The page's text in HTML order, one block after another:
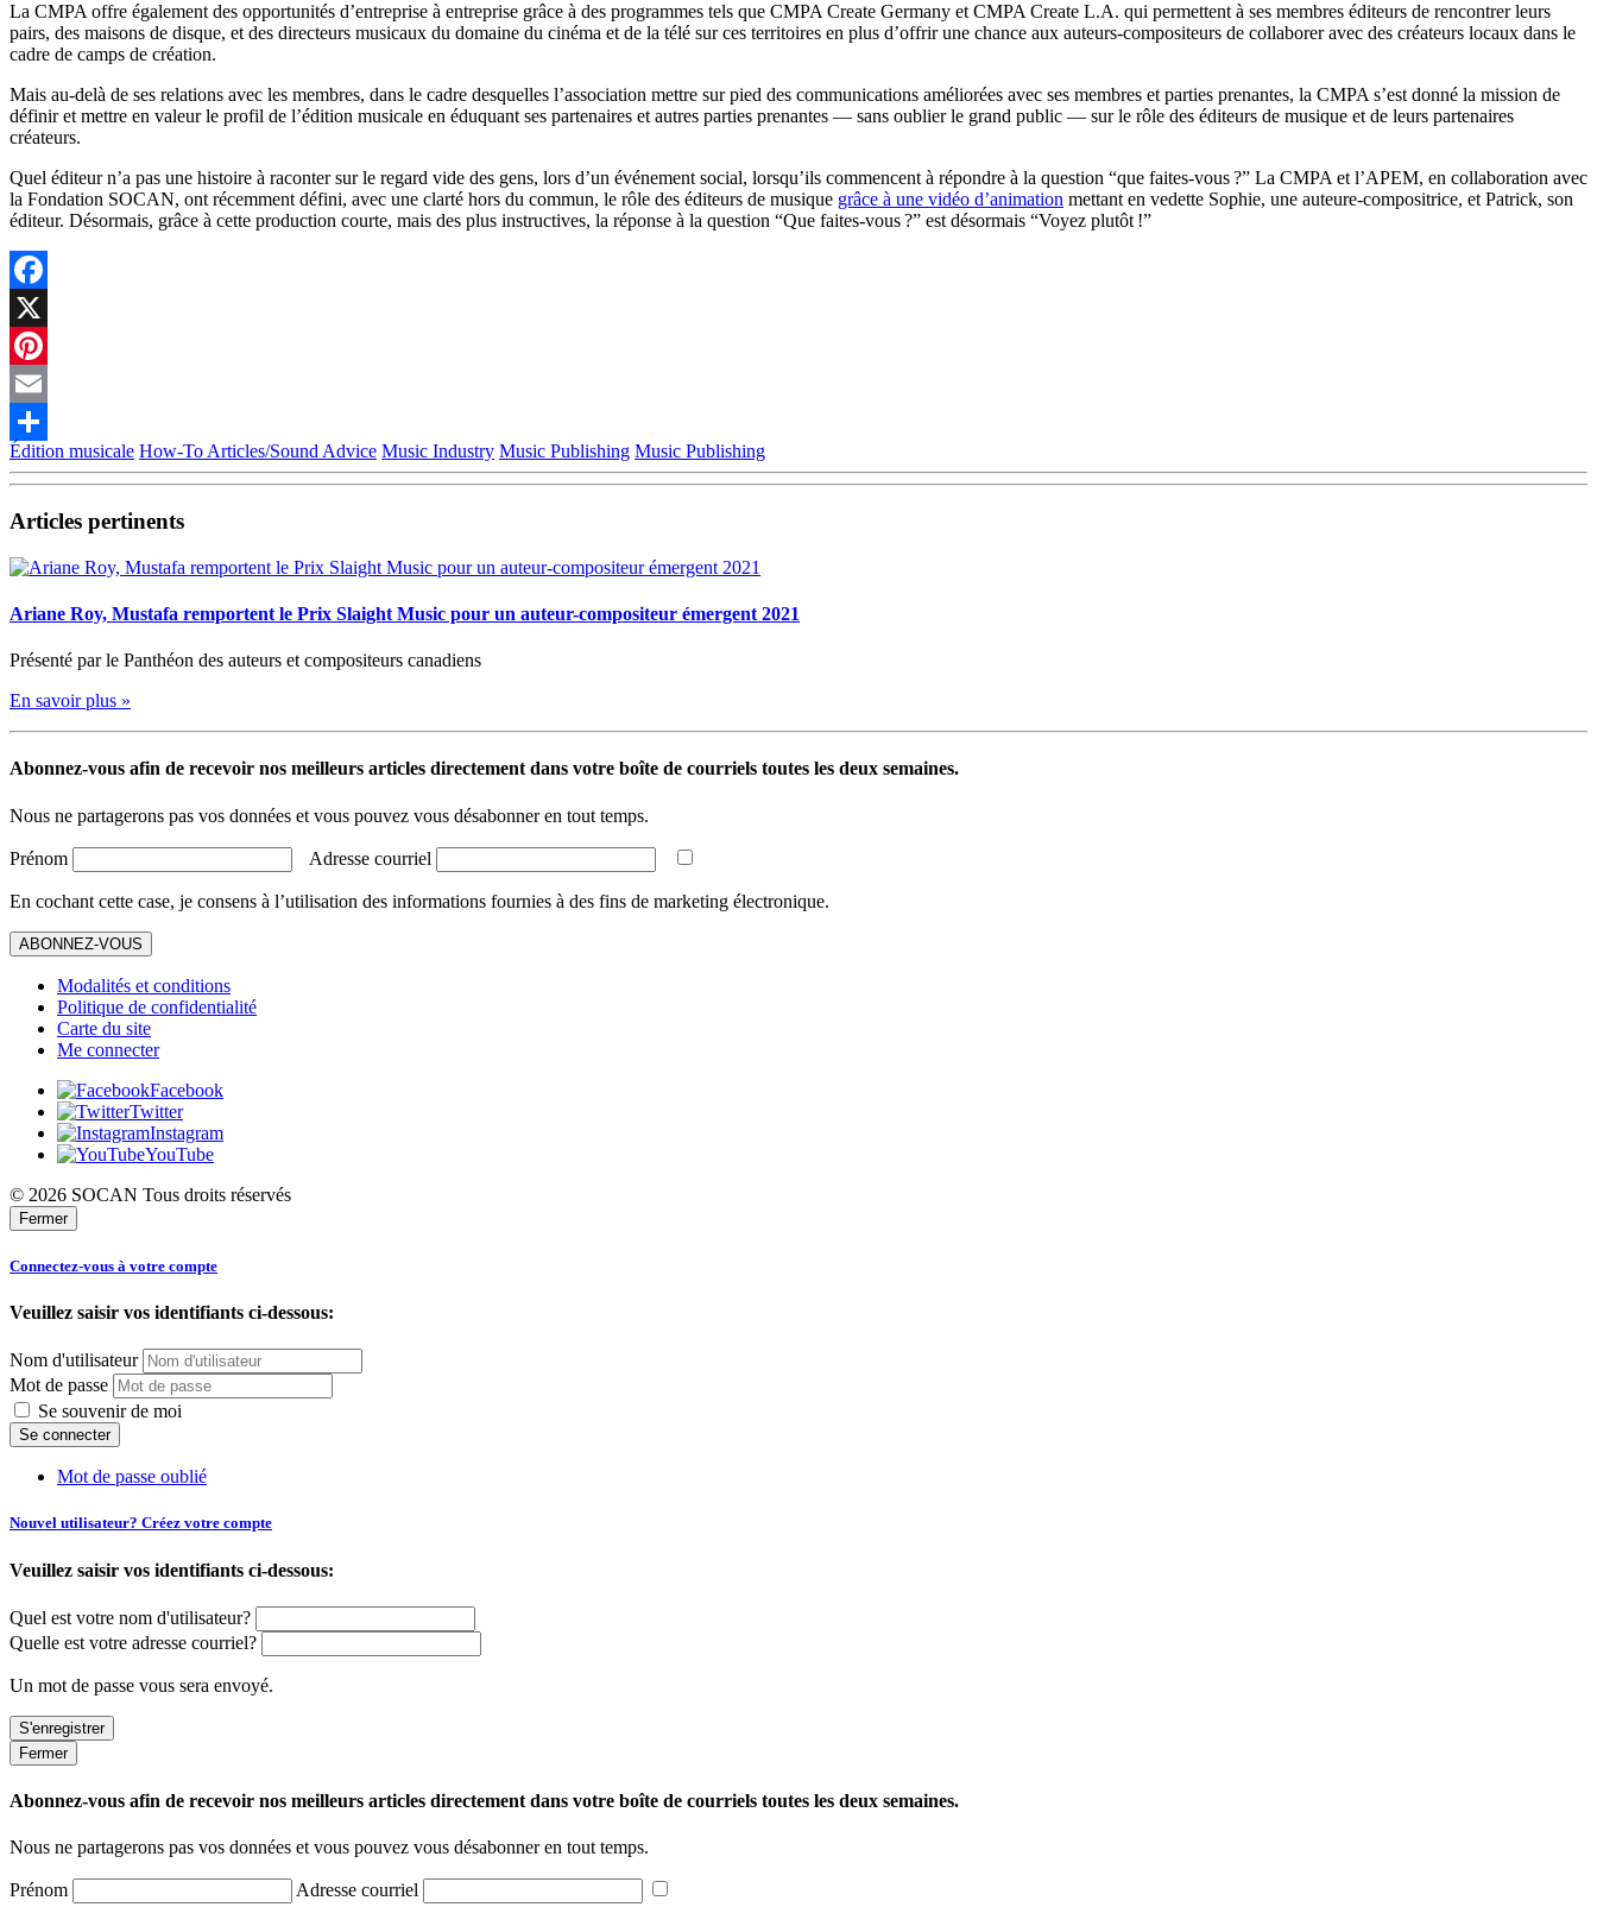
La CMPA offre également des opportunités d’entreprise à entreprise grâce à des programmes tels que CMPA Create Germany et CMPA Create L.A. qui permettent à ses membres éditeurs de rencontrer leurs
pairs, des maisons de disque, et des directeurs musicaux du domaine du cinéma et de la télé sur ces territoires en plus d’offrir une chance aux auteurs-compositeurs de collaborer avec des créateurs locaux dans le
cadre de camps de création.
Mais au-delà de ses relations avec les membres, dans le cadre desquelles l’association mettre sur pied des communications améliorées avec ses membres et parties prenantes, la CMPA s’est donné la mission de
définir et mettre en valeur le profil de l’édition musicale en éduquant ses partenaires et autres parties prenantes — sans oublier le grand public — sur le rôle des éditeurs de musique et de leurs partenaires
créateurs.
Quel éditeur n’a pas une histoire à raconter sur le regard vide des gens, lors d’un événement social, lorsqu’ils commencent à répondre à la question “que faites-vous ?” La CMPA et l’APEM, en collaboration avec
la Fondation SOCAN, ont récemment défini, avec une clarté hors du commun, le rôle des éditeurs de musique grâce à une vidéo d’animation mettant en vedette Sophie, une auteure-compositrice, et Patrick, son
éditeur. Désormais, grâce à cette production courte, mais des plus instructives, la réponse à la question “Que faites-vous ?” est désormais “Voyez plutôt !”
Facebook
X
Pinterest
Email
Partager
Édition musicale How-To Articles/Sound Advice Music Industry Music Publishing Music Publishing
Articles pertinents
Ariane Roy, Mustafa remportent le Prix Slaight Music pour un auteur-compositeur émergent 2021
Présenté par le Panthéon des auteurs et compositeurs canadiens
En savoir plus »
Abonnez-vous afin de recevoir nos meilleurs articles directement dans votre boîte de courriels toutes les deux semaines.
Nous ne partagerons pas vos données et vous pouvez vous désabonner en tout temps.
Prénom Adresse courriel
En cochant cette case, je consens à l’utilisation des informations fournies à des fins de marketing électronique.
ABONNEZ-VOUS
Modalités et conditions
Politique de confidentialité
Carte du site
Me connecter
Facebook
Twitter
Instagram
YouTube
© 2026 SOCAN Tous droits réservés
Fermer
Connectez-vous à votre compte
Veuillez saisir vos identifiants ci-dessous:
Nom d'utilisateur
Mot de passe
Se souvenir de moi
Mot de passe oublié
Nouvel utilisateur? Créez votre compte
Veuillez saisir vos identifiants ci-dessous:
Quel est votre nom d'utilisateur?
Quelle est votre adresse courriel?
Un mot de passe vous sera envoyé.
Fermer
Abonnez-vous afin de recevoir nos meilleurs articles directement dans votre boîte de courriels toutes les deux semaines.
Nous ne partagerons pas vos données et vous pouvez vous désabonner en tout temps.
Prénom Adresse courriel